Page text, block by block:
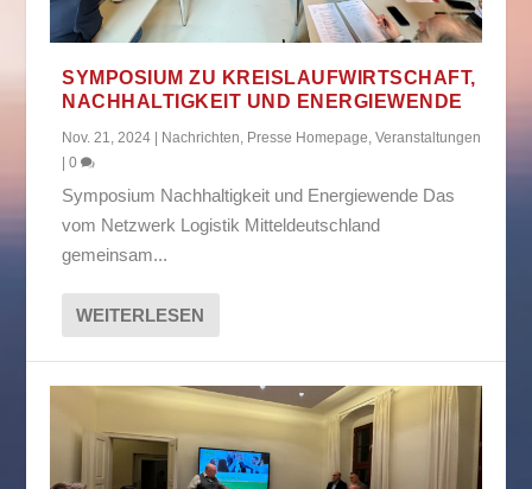
SYMPOSIUM ZU KREISLAUFWIRTSCHAFT,
NACHHALTIGKEIT UND ENERGIEWENDE
Nov. 21, 2024 | Nachrichten Presse Homepage ,Veranstaltungen
|0
Symposium Nachhaltigkeit und Energiewende Das
vom Netzwerk Logistik Mitteldeutschland
gemeinsam...
WEITERLESEN